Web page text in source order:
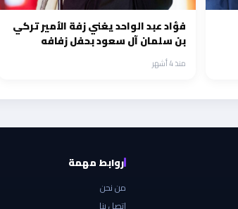
فؤاد عبد الواحد يغني زفة الأمير تركي
بن سلمان آل سعود بحفل زفافه
بالرياضمنذ 4 أشهر
روابط مهمة
من نحن